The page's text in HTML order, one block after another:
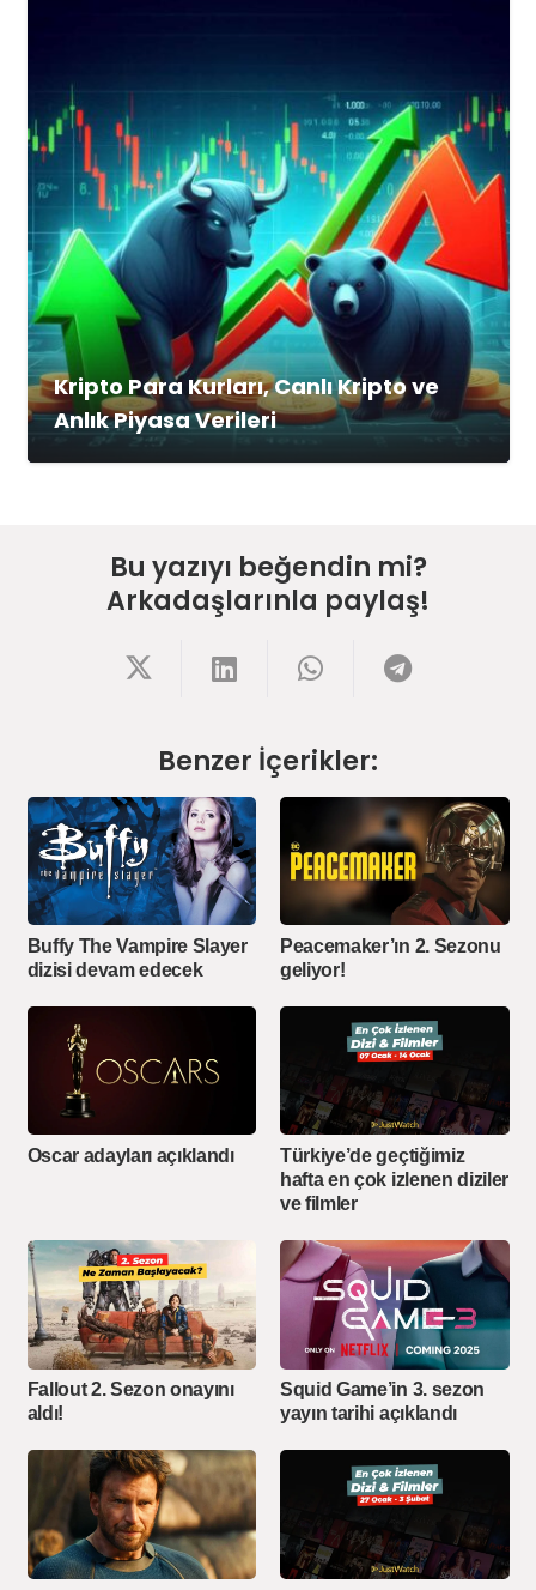
Kripto Para Kurları, Canlı Kripto ve
Anlık Piyasa Verileri
Bu yazıyı beğendin mi?
Arkadaşlarınla paylaş!
Benzer İçerikler:
Buffy The Vampire Slayer
dizisi devam edecek
Peacemaker’ın 2. Sezonu
geliyor!
Oscar adayları açıklandı
Türkiye’de geçtiğimiz
hafta en çok izlenen diziler
ve filmler
Fallout 2. Sezon onayını
aldı!
Squid Game’in 3. sezon
yayın tarihi açıklandı